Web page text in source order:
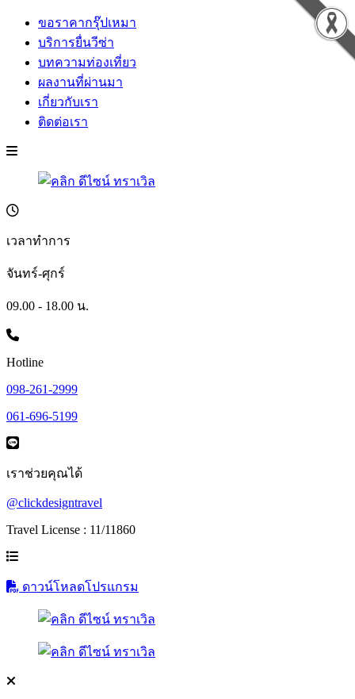
ขอราคากรุ๊ปเหมา
บริการยื่นวีซ่า
บทความท่องเที่ยว
ผลงานที่ผ่านมา
เกี่ยวกับเรา
ติดต่อเรา
เวลาทำการ
จันทร์-ศุกร์
09.00 - 18.00 น.
Hotline
098-261-2999
061-696-5199
เราช่วยคุณได้
@clickdesigntravel
Travel License : 11/11860
ดาวน์โหลดโปรแกรม